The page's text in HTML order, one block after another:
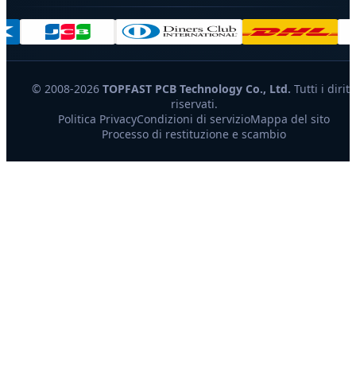
© 2008-2026 TOPFAST PCB Technology Co., Ltd. Tutti i diritti
riservati.
Politica PrivacyCondizioni di servizioMappa del sito
Processo di restituzione e scambio